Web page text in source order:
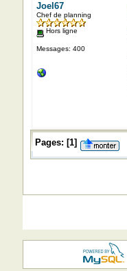
Joel67
Chef de planning
Hors ligne
Messages: 400
Pages: [1]